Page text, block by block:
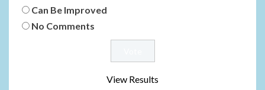
Can Be Improved
No Comments
View Results